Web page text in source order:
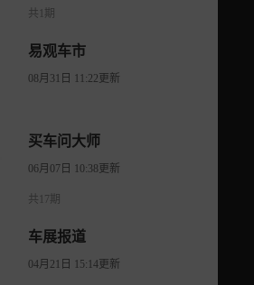
共1期
易观车市
08月31日 11:22更新
买车问大师
06月07日 10:38更新
共17期
车展报道
04月21日 15:14更新